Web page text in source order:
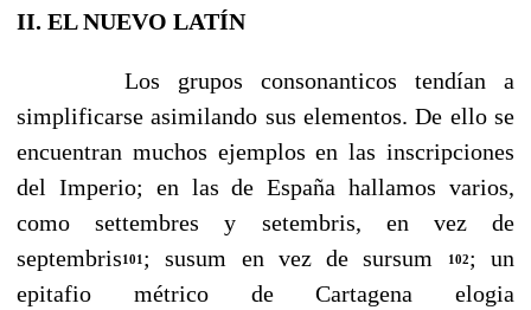
II. EL NUEVO LATÍN
Los grupos consonanticos tendían a
simplificarse asimilan­do sus elementos. De ello se
encuentran muchos ejemplos en las inscripciones
del Imperio; en las de España hallamos varios,
como settembres y setembris, en vez de
septembris101 ; susum en vez de sursum 102; un
epita­fio métrico de Cartagena elogia